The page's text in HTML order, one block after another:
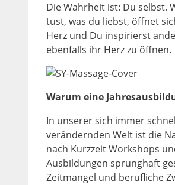
Die Wahrheit ist: Du selbst.
tust, was du liebst, öffnet
Herz und Du inspirierst
ebenfalls ihr Herz zu öffnen.
Warum eine
In unserer sich immer
verändernden Welt ist die
nach Kurzzeit Workshops
Ausbildungen sprunghaft
Zeitmangel und berufliche